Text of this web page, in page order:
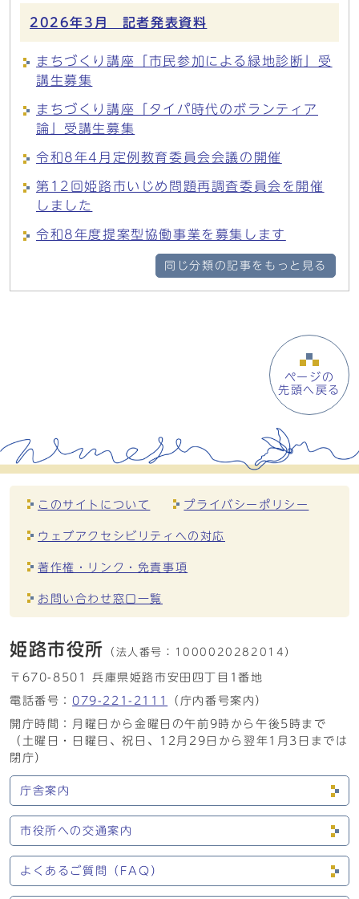
2026年3月 記者発表資料
まちづくり講座「市民参加による緑地診断」受
講生募集
まちづくり講座「タイパ時代のボランティア
論」受講生募集
令和8年4月定例教育委員会会議の開催
第12回姫路市いじめ問題再調査委員会を開催
しました
令和8年度提案型協働事業を募集します
同じ分類の記事をもっと見る
ページの
先頭へ戻る
このサイトについて プライバシーポリシー
ウェブアクセシビリティへの対応
著作権・リンク・免責事項
お問い合わせ窓口一覧
姫路市役所 （法人番号： 1000020282014）
〒670-8501 兵庫県姫路市安田四丁目1番地
電話番号： 079-221-2111
（庁内番号案内）
開庁時間：月曜日から金曜日の午前9時から午後5時まで
（土曜日・日曜日、祝日、12月29日から翌年1月3日までは
閉庁）
庁舎案内
市役所への交通案内
よくあるご質問（FAQ）